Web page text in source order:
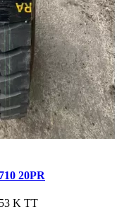
20PR
K ТТ